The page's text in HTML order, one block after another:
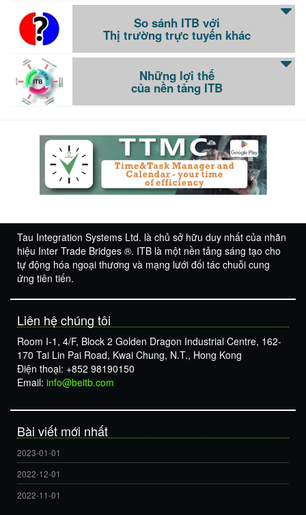
So sánh ITB với
Thị trường trực tuyến khác
Những lợi thế
của nền tảng ITB
Tau Integration Systems Ltd. là chủ sở hữu duy nhất của nhãn
hiệu Inter Trade Bridges ®. ITB là một nền tảng sáng tạo cho
tự động hóa ngoại thương và mạng lưới đối tác chuỗi cung
ứng tiên tiến.
Liên hệ chúng tôi
Room I-1, 4/F, Block 2 Golden Dragon Industrial Centre, 162-
170 Tai Lin Pai Road, Kwai Chung, N.T., Hong Kong
Điện thoại: +852 98190150
Email: info@beitb.com
Bài viết mới nhất
2023-01-01
2022-12-01
2022-11-01